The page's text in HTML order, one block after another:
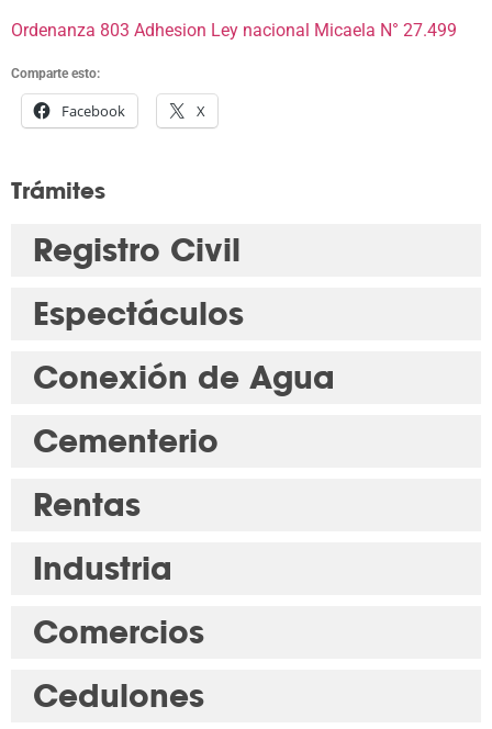
Ordenanza 803 Adhesion Ley nacional Micaela N° 27.499
Comparte esto:
Facebook X
Trámites
Registro Civil
Espectáculos
Conexión de Agua
Cementerio
Rentas
Industria
Comercios
Cedulones